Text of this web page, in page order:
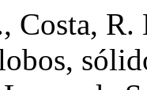
Costa,